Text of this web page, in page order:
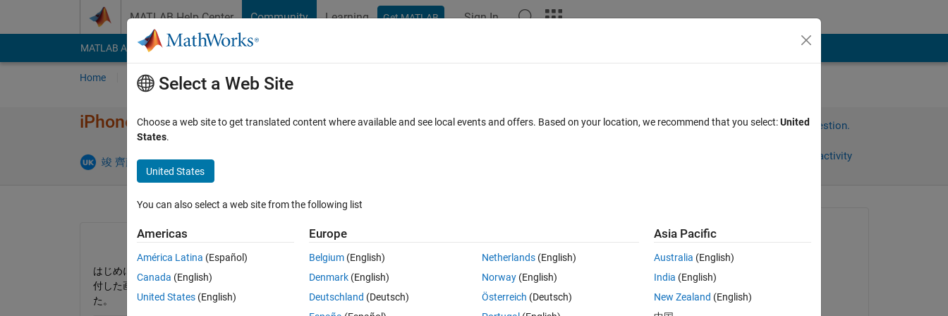
MATLAB Help Center Community Learning Get MATLAB Sign In
MATLAB Answers File Exchange Cody
Home Ask Answer Browse MATLAB FAQs
iPhoneアプリの作成方法について
竣 齊藤 8 Oct 2021 1 Answer
Sign in to answer this question.
Sign in to follow activity
Open in MATLAB Online 0 votes
はじめに、PCのカメラを用いて成分表示が英語で記載されているものを撮影を行います。撮影した成分表示の画像の中に、添
付した画像のwordの列の英単語があったとき、日本語訳とその日本語訳のイラストの画像を表示するプログラムを作成しまし
た。
Asked:
on 8 Oct 2021
Commented:
Select a Web Site
Choose a web site to get translated content where available and see local events and offers. Based on your location, we recommend that you select:United
States.
United States
You can also select a web site from the following list
Americas
América Latina (Español)
Canada (English)
United States (English)
Europe
Belgium (English)
Denmark (English)
Deutschland (Deutsch)
Netherlands(English)
Norway(English)
Österreich (Deutsch)
Asia Pacific
Australia (English)
India (English)
New Zealand (English)